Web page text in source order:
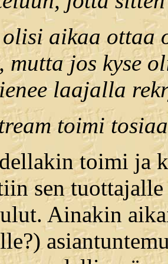
aikaa ottaa
mutta jos kyse
laajalla
toimi
toimi ja
sen
Ainakin